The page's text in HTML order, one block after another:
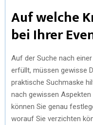
Auf welche
bei Ihrer
Auf der Suche nach
erfüllt, müssen gewisse
praktische Suchmaske
nach gewissen
können Sie genau
worauf Sie verzichten